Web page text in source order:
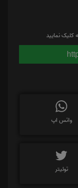
نمایید
واتس اپ
توئیتر